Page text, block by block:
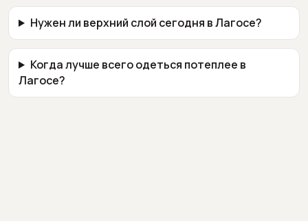
Нужен ли верхний слой сегодня в Лагосе?
Когда лучше всего одеться потеплее в
Лагосе?